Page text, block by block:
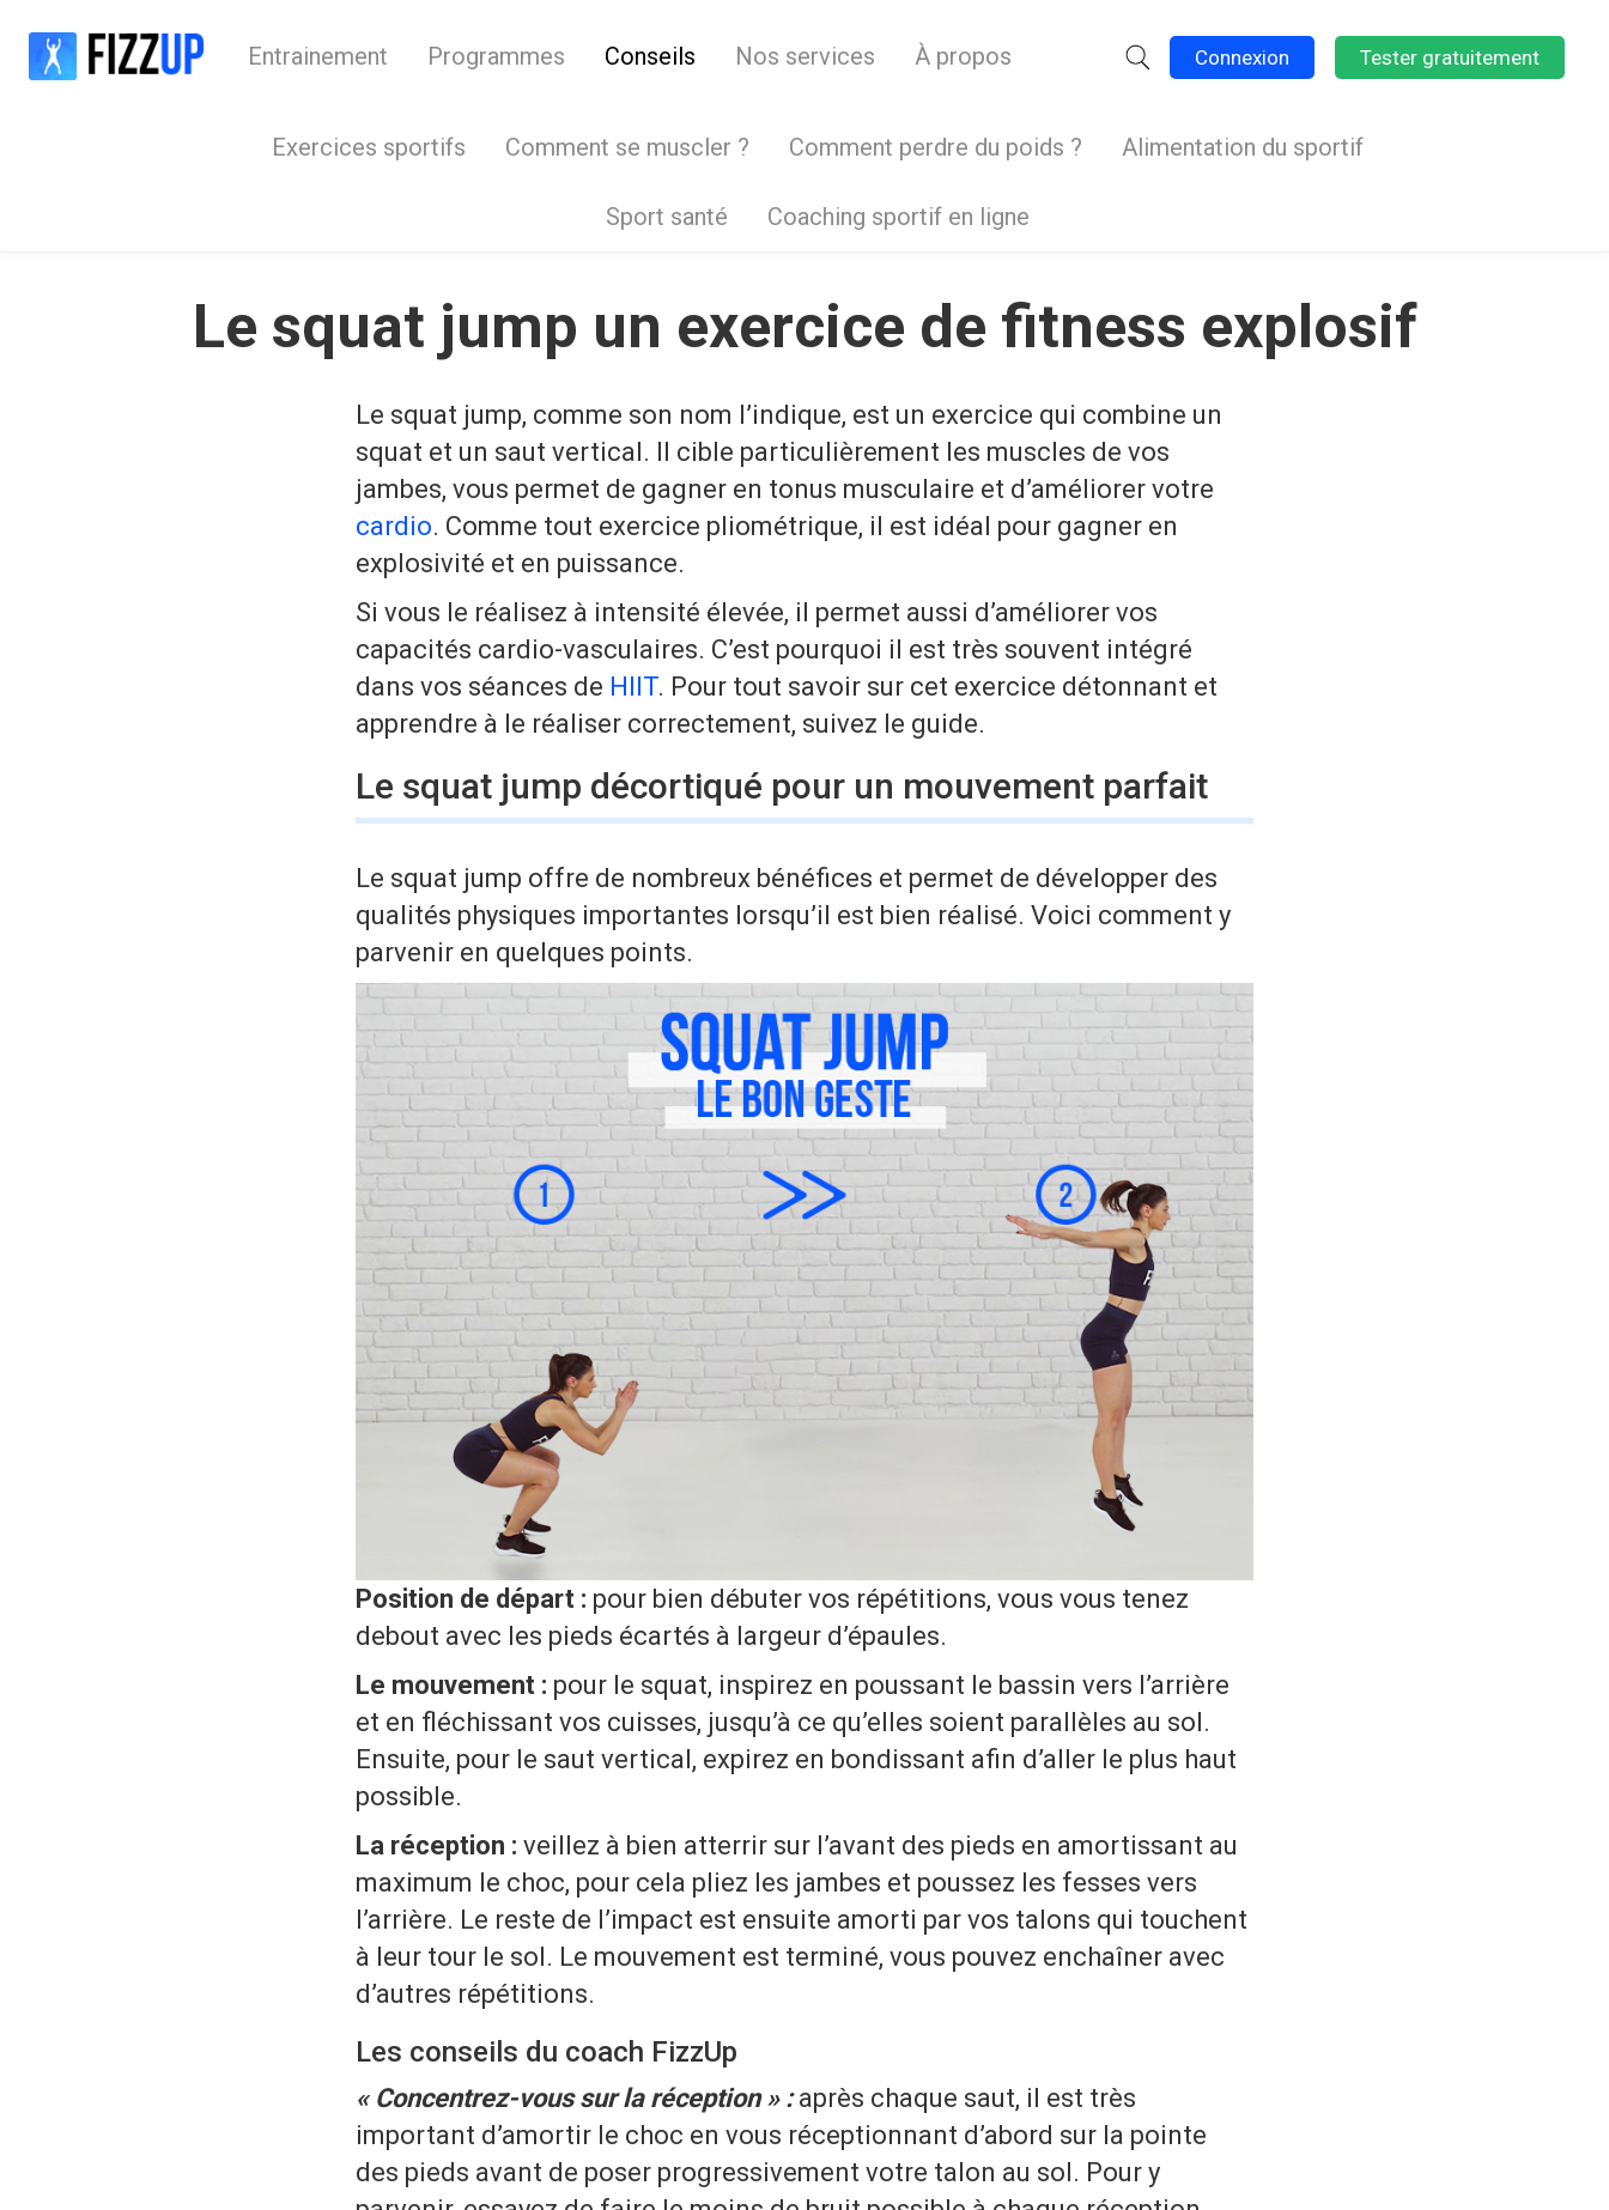
Entrainement Programmes Conseils Nos services À propos Connexion Tester gratuitement
Exercices sportifs Comment se muscler ? Comment perdre du poids ? Alimentation du sportif
Sport santé Coaching sportif en ligne
Le squat jump un exercice de fitness explosif
Le squat jump, comme son nom l’indique, est un exercice qui combine un
squat et un saut vertical. Il cible particulièrement les muscles de vos
jambes, vous permet de gagner en tonus musculaire et d’améliorer votre
cardio. Comme tout exercice pliométrique, il est idéal pour gagner en
explosivité et en puissance.
Si vous le réalisez à intensité élevée, il permet aussi d’améliorer vos
capacités cardio-vasculaires. C’est pourquoi il est très souvent intégré
dans vos séances de HIIT. Pour tout savoir sur cet exercice détonnant et
apprendre à le réaliser correctement, suivez le guide.
Le squat jump décortiqué pour un mouvement parfait
Le squat jump offre de nombreux bénéfices et permet de développer des
qualités physiques importantes lorsqu’il est bien réalisé. Voici comment y
parvenir en quelques points.
Position de départ : pour bien débuter vos répétitions, vous vous tenez
debout avec les pieds écartés à largeur d’épaules.
Le mouvement : pour le squat, inspirez en poussant le bassin vers l’arrière
et en fléchissant vos cuisses, jusqu’à ce qu’elles soient parallèles au sol.
Ensuite, pour le saut vertical, expirez en bondissant afin d’aller le plus haut
possible.
La réception : veillez à bien atterrir sur l’avant des pieds en amortissant au
maximum le choc, pour cela pliez les jambes et poussez les fesses vers
l’arrière. Le reste de l’impact est ensuite amorti par vos talons qui touchent
à leur tour le sol. Le mouvement est terminé, vous pouvez enchaîner avec
d’autres répétitions.
Les conseils du coach FizzUp
« Concentrez-vous sur la réception » :après chaque saut, il est très
important d’amortir le choc en vous réceptionnant d’abord sur la pointe
des pieds avant de poser progressivement votre talon au sol. Pour y